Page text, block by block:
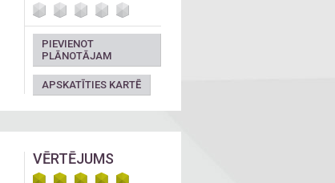
PIEVIENOT
PLĀNOTĀJAM
APSKATĪTIES KARTĒ
VĒRTĒJUMS